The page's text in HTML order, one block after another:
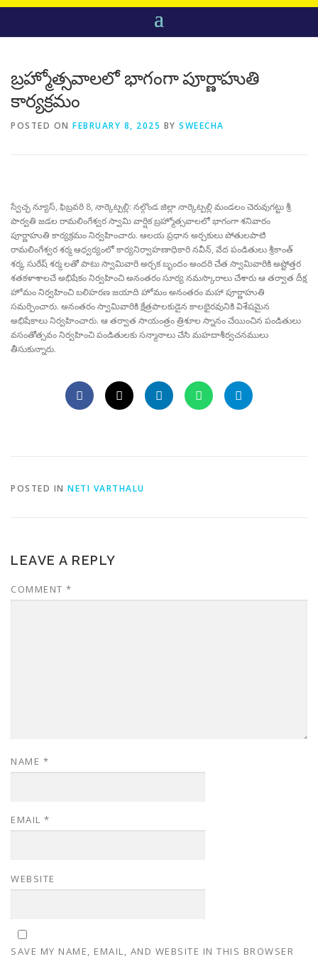
బ్రహ్మోత్సవాలలో భాగంగా పూర్ణాహుతి
కార్యక్రమం
POSTED ON FEBRUARY 8, 2025 BY SWEECHA
స్వేచ్ఛ న్యూస్, ఫిబ్రవరి 8, నార్కెట్పల్లి: నల్గొండ జిల్లా నార్కెట్పల్లి మండలం చెరువుగట్టు శ్రీ
పార్వతి జడల రామలింగేశ్వర స్వామి వార్షిక బ్రహ్మోత్సవాలలో భాగంగా శనివారం
పూర్ణాహుతి కార్యక్రమం నిర్వహించారు. ఆలయ ప్రధాన అర్చకులు పోతులపాటి
రామలింగేశ్వర శర్మ ఆధ్వర్యంలో కార్యనిర్వాహణాధికారి నవీన్, వేద పండితులు శ్రీకాంత్
శర్మ, సురేష్ శర్మ లతో పాటు స్వామివారి అర్చక బృందం అందరి చేత స్వామివారికి అష్టోత్తర
శతకళాశాలచే అభిషేకం నిర్వహించి అనంతరం సూర్య నమస్కారాలు చేశారు ఆ తర్వాత దీక్ష
హోమం నిర్వహించి బలిహరణ జయాది హోమం అనంతరం మహా పూర్ణాహుతి
సమర్పించారు. అనంతరం స్వామివారికి క్షేత్రపాలకుడైన కాలభైరవునికి విశేషమైన
అభిషేకాలు నిర్వహించారు. ఆ తర్వాత సాయంత్రం త్రిశూల స్నానం చేయించిన పండితులు
వసంతోత్సవం నిర్వహించి పండితులకు సన్మానాలు చేసి మహదాశీర్వచనములు
తీసుకున్నారు.
POSTED IN NETI VARTHALU
LEAVE A REPLY
COMMENT *
NAME *
EMAIL *
WEBSITE
SAVE MY NAME, EMAIL, AND WEBSITE IN THIS BROWSER